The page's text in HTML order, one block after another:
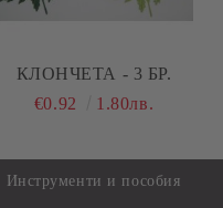
КЛОНЧЕТА - 3 БР.
€0.92
1.80лв.
Инструменти и пособия